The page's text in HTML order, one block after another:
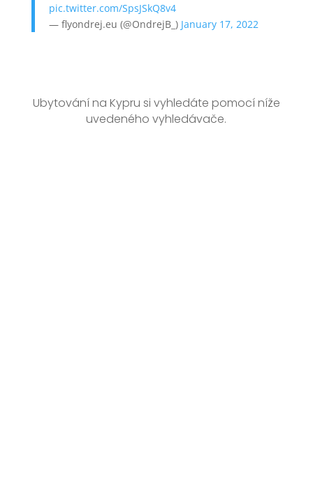
pic.twitter.com/SpsJSkQ8v4
— flyondrej.eu (@OndrejB_) January 17, 2022
Ubytování na Kypru si vyhledáte pomocí níže
uvedeného vyhledávače.